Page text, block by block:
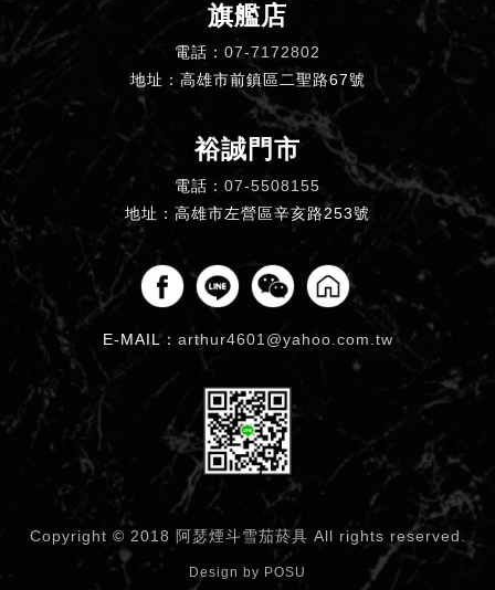
旗艦店
電話： 07-7172802
地址：高雄市前鎮區二聖路67號
裕誠門市
電話： 07-5508155
地址：高雄市左營區辛亥路253號
E-MAIL： arthur4601@yahoo.com.tw
Copyright © 2018 阿瑟煙斗雪茄菸具 All rights reserved.
Design by POSU